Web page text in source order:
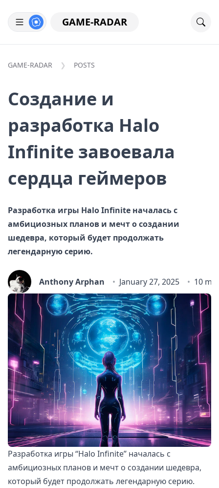
GAME-RADAR
GAME-RADAR POSTS
Создание и
разработка Halo
Infinite завоевала
сердца геймеров
Разработка игры Halo Infinite началась с
амбициозных планов и мечт о создании
шедевра, который будет продолжать
легендарную серию.
Anthony Arphan January 27, 2025 10
Разработка игры “Halo Infinite” началась с
амбициозных планов и мечт о создании шедевра,
который будет продолжать легендарную серию.